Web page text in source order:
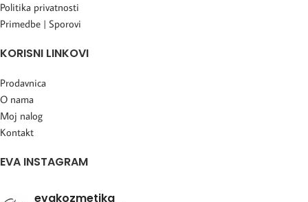
Politika privatnosti
Primedbe | Sporovi
KORISNI LINKOVI
Prodavnica
O nama
Moj nalog
Kontakt
EVA INSTAGRAM
evakozmetika_